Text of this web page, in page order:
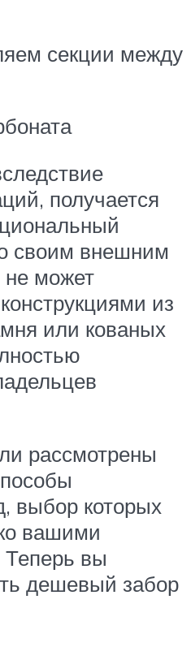
секции между
получается
своим внешним
не может
из
или кованых
рассмотрены
выбор которых
вашими
Теперь вы
дешевый забор